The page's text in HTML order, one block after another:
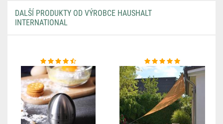
DALŠÍ PRODUKTY OD VÝROBCE HAUSHALT
INTERNATIONAL